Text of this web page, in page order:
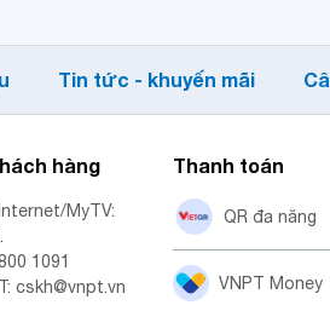
Tin tức - khuyến mãi
hàng
MyTV:
1091
cskh@vnpt.vn
Thanh toán
QR đa năng
VNPT Money